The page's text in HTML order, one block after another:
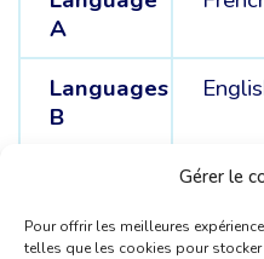
Gérer le
Pour offrir les meilleures
telles que les cookies pour
A
Languages
B